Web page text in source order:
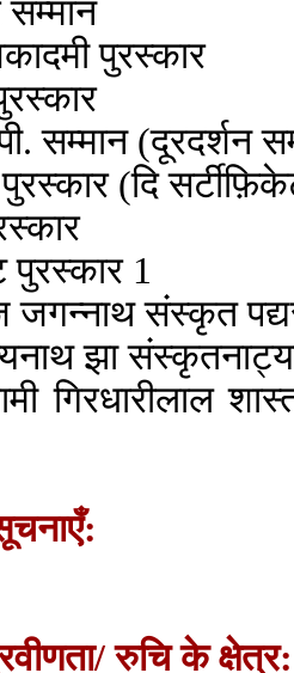
सम्मान
पुरस्कार
सम्मान (दूरदर्शन
पुरस्कार (दि
पुरस्कार 1
जगन्नाथ संस्कृत
झा
गिरधारीलाल
रुचि के क्षेत्र: